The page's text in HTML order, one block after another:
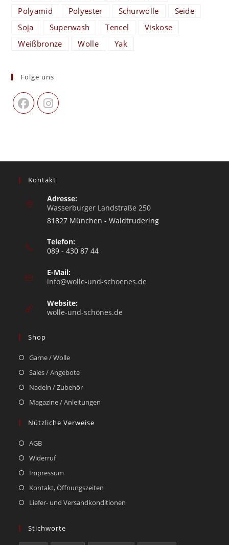
Polyamid
Polyester Schurwolle
Seide
Soja
Superwash Tencel
Viskose
Weißbronze
Wolle Yak
Folge uns
Kontakt
Adresse:
Wasserburger Landstraße 250
81827 München - Waldtrudering
Telefon:
089 - 430 87 44
E-Mail:
info@wolle-und-schoenes.de
Website:
wolle-und-schönes.de
Shop
Garne / Wolle
Sales / Angebote
Nadeln / Zubehör
Magazine / Anleitungen
Nützliche Verweise
AGB
Widerruf
Impressum
Kontakt, Öffnungszeiten
Liefer- und Versandkonditionen
Stichworte